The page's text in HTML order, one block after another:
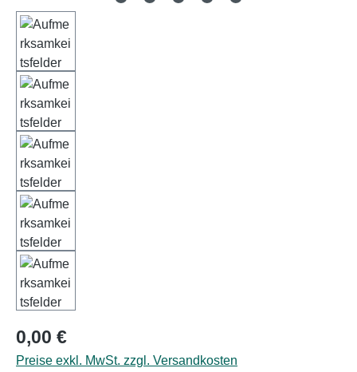
Regulärer Preis:
0,00 €
Preise exkl. MwSt. zzgl. Versandkosten